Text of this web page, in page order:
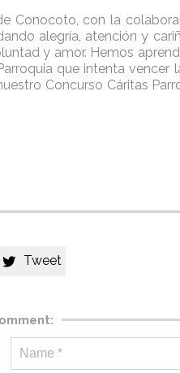
Conocoto, con la
alegría, atención y
y amor. Hemos
que intenta vencer
Concurso Cáritas
 Tweet